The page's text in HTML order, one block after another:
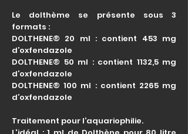
Le dolthème se présente sous 3
formats :
DOLTHENE® 20 ml : contient 453 mg
d’oxfendazole
DOLTHENE® 50 ml : contient 1132,5 mg
d’oxfendazole
DOLTHENE® 100 ml : contient 2265 mg
d’oxfendazole
Traitement pour l’aquariophilie.